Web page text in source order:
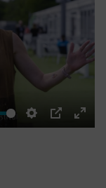
Settings
PIP
Enter